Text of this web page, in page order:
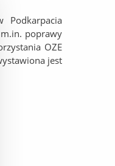
Podkarpacia
m.in. poprawy
OZE
jest